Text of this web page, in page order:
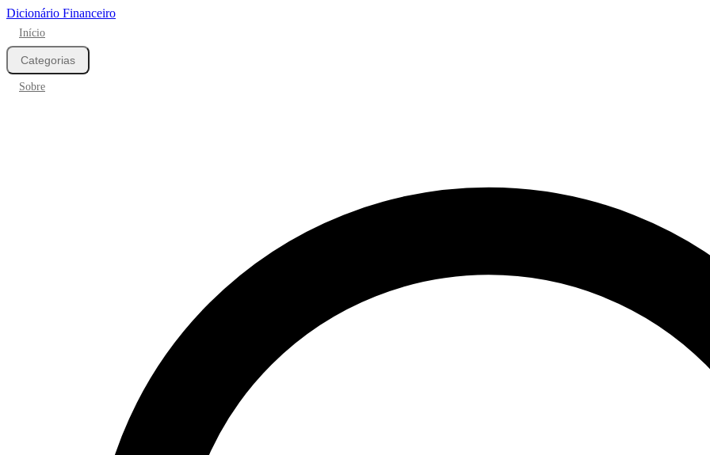
Dicionário Financeiro
Início
Categorias
Sobre